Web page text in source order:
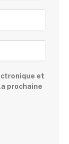
et
prochaine